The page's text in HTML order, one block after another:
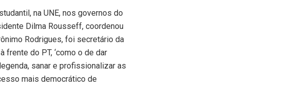
na UNE, nos governos do
Dilma Rousseff, coordenou
Rodrigues, foi secretário da
frente do PT, ‘como o de dar
sanar e profissionalizar as
mais democrático de